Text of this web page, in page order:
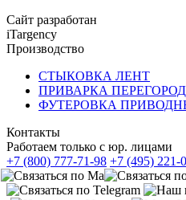
Сайт разработан
iTargency
Производство
СТЫКОВКА ЛЕНТ
ПРИВАРКА
ФУТЕРОВКА
Контакты
Работаем только с юр. лицами
+7 (800) 777-71-98 +7 (495) 221-